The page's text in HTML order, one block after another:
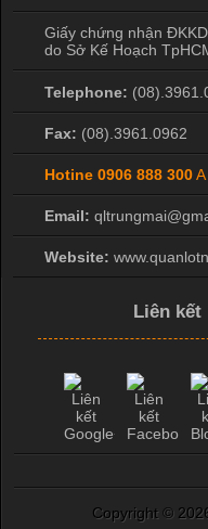
Áo phông là một trong
đời sống hiện đại nhờ
Không chỉ xuất hiện trong
được ứng dụng rộng rãi
biệt là các sản phẩm từ vải
Công Nghệ In Chuyển
Cập nhật
May Mặc Trong ngành in
là một trong những công
hình ảnh sắc nét và bền
dụng rộng rãi trong sản
Giấy chứng nhận
do Sở Kế Hoạch
Telephone:
Fax: (08).3961.0962
Hotine 0906 888 300
Email:
Website:
Liên kết
Copyright ©